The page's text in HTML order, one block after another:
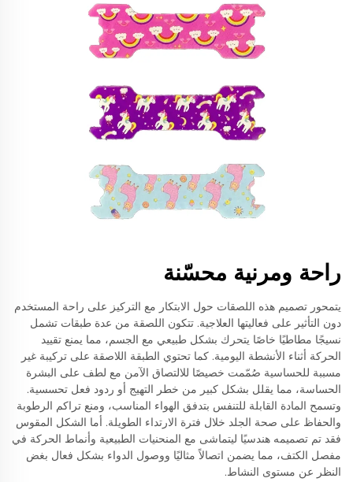
راحة ومرنية محسّنة
يتمحور تصميم هذه اللصقات حول الابتكار مع التركيز على راحة المستخدم
دون التأثير على فعاليتها العلاجية. تتكون اللصقة من عدة طبقات تشمل
نسيجًا مطاطيًا خاصًا يتحرك بشكل طبيعي مع الجسم، مما يمنع تقييد
الحركة أثناء الأنشطة اليومية. كما تحتوي الطبقة اللاصقة على تركيبة غير
مسببة للحساسية صُمّمت خصيصًا للالتصاق الآمن مع لطف على البشرة
الحساسة، مما يقلل بشكل كبير من خطر التهيج أو ردود فعل تحسسية.
وتسمح المادة القابلة للتنفس بتدفق الهواء المناسب، ومنع تراكم الرطوبة
والحفاظ على صحة الجلد خلال فترة الارتداء الطويلة. أما الشكل المقوس
فقد تم تصميمه هندسيًا ليتماشى مع المنحنيات الطبيعية وأنماط الحركة في
مفصل الكتف، مما يضمن اتصالاً مثاليًا ووصول الدواء بشكل فعال بغض
النظر عن مستوى النشاط.